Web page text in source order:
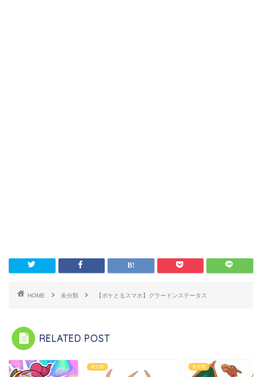
HOME 未分類 【ポケとるスマホ】グラードンステータス
RELATED POST
未分類 未分類